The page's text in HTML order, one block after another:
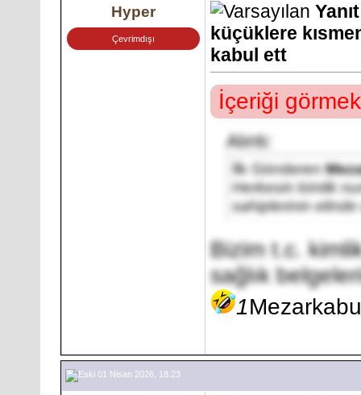
Hyper
Çevrimdışı
küçüklere
kabul ett
İçeriği
Alıntı:
İlk Gönderen
Herkesin kimlik
sahiplerinin
Bizim t.c.
sağlık
1
01 Nisan 2026, 18:23